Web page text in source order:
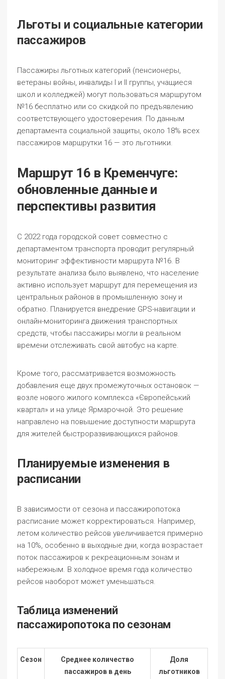
Льготы и социальные категории
пассажиров
Пассажиры льготных категорий (пенсионеры,
ветераны войны, инвалиды I и II группы, учащиеся
школ и колледжей) могут пользоваться маршрутом
№16 бесплатно или со скидкой по предъявлению
соответствующего удостоверения. По данным
департамента социальной защиты, около 18% всех
пассажиров маршрутки 16 — это льготники.
Маршрут 16 в Кременчуге:
обновленные данные и
перспективы развития
С 2022 года городской совет совместно с
департаментом транспорта проводит регулярный
мониторинг эффективности маршрута №16. В
результате анализа было выявлено, что население
активно использует маршрут для перемещения из
центральных районов в промышленную зону и
обратно. Планируется внедрение GPS-навигации и
онлайн-мониторинга движения транспортных
средств, чтобы пассажиры могли в реальном
времени отслеживать свой автобус на карте.
Кроме того, рассматривается возможность
добавления еще двух промежуточных остановок —
возле нового жилого комплекса «Європейський
квартал» и на улице Ярмарочной. Это решение
направлено на повышение доступности маршрута
для жителей быстроразвивающихся районов.
Планируемые изменения в
расписании
В зависимости от сезона и пассажиропотока
расписание может корректироваться. Например,
летом количество рейсов увеличивается примерно
на 10%, особенно в выходные дни, когда возрастает
поток пассажиров к рекреационным зонам и
набережным. В холодное время года количество
рейсов наоборот может уменьшаться.
Таблица изменений
пассажиропотока по сезонам
Сезон
Среднее количество
пассажиров в день
Доля
льготников